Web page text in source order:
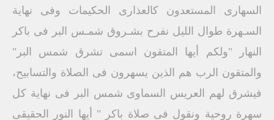
السهارى المستعدون كالعذارى الحكيمات وفى نهاية
السـهرة طوال الليل نفرح بشـروق شمـس البر فى باكر
النهار "ولكم أيها المتقون اسمى تشرق شمس البر"
والمتقون الرب هم الذين يسهرون فى الصلاة والتسابيح،
فيشرق لهم العريس السماوى شمس البر فى نهاية كل
سهرة روحية ونقول فى صلاة باكر " أيها النور الحقيقى